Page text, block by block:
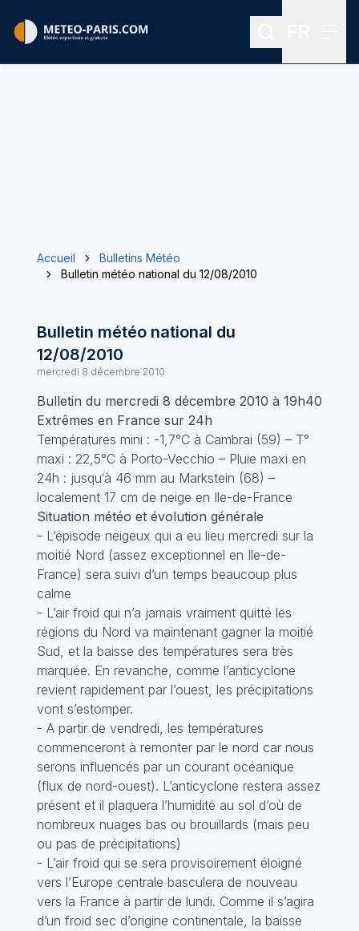
Rechercher
Accueil
Bulletins Météo
Bulletin météo national du 12/08/2010
Bulletin météo national du
12/08/2010
mercredi 8 décembre 2010
Bulletin du mercredi 8 décembre 2010 à 19h40
Extrêmes en France sur 24h
Températures mini : -1,7°C à Cambrai (59) – T°
maxi : 22,5°C à Porto-Vecchio – Pluie maxi en
24h : jusqu‘à 46 mm au Markstein (68) –
localement 17 cm de neige en Ile-de-France
Situation météo et évolution générale
- L‘épisode neigeux qui a eu lieu mercredi sur la
moitié Nord (assez exceptionnel en Ile-de-
France) sera suivi d’un temps beaucoup plus
calme
- L’air froid qui n’a jamais vraiment quitté les
régions du Nord va maintenant gagner la moitié
Sud, et la baisse des températures sera très
marquée. En revanche, comme l’anticyclone
revient rapidement par l’ouest, les précipitations
vont s’estomper.
- A partir de vendredi, les températures
commenceront à remonter par le nord car nous
serons influencés par un courant océanique
(flux de nord-ouest). L’anticyclone restera assez
présent et il plaquera l’humidité au sol d’où de
nombreux nuages bas ou brouillards (mais peu
ou pas de précipitations)
- L’air froid qui se sera provisoirement éloigné
vers l’Europe centrale basculera de nouveau
vers la France à partir de lundi. Comme il s’agira
d’un froid sec d’origine continentale, la baisse